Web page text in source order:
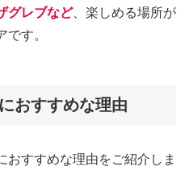
グレブなど、楽しめる場所が
す。
おすすめな理由
おすすめな理由をご紹介しま